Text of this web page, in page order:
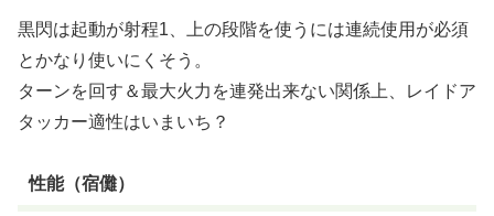
黒閃は起動が射程1、上の段階を使うには連続使用が必須
とかなり使いにくそう。
ターンを回す＆最大火力を連発出来ない関係上、レイドア
タッカー適性はいまいち？
性能（宿儺）